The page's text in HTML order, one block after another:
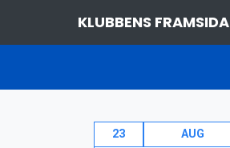
KLUBBENS FRAMSIDA
23 AUG